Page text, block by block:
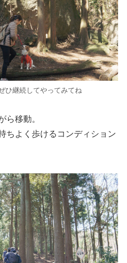
ひ継続してやってみてね
ら移動。
ちよく歩けるコンディション